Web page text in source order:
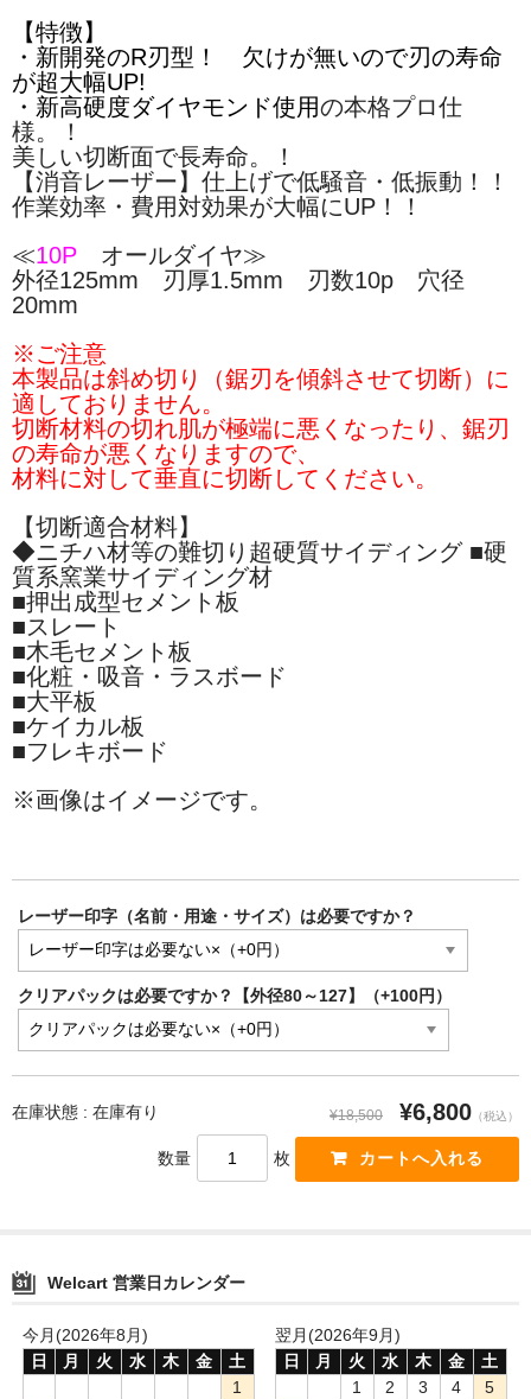
【特徴】
・新開発のR刃型！ 欠けが無いので刃の寿命
が超大幅UP!
・新高硬度ダイヤモンド使用の本格プロ仕
様。！
美しい切断面で長寿命。！
【消音レーザー】仕上げで低騒音・低振動！！
作業効率・費用対効果が大幅にUP！！
≪10P オールダイヤ≫
外径125mm 刃厚1.5mm 刃数10p 穴径
20mm
※ご注意
本製品は斜め切り（鋸刃を傾斜させて切断）に
適しておりません。
切断材料の切れ肌が極端に悪くなったり、鋸刃
の寿命が悪くなりますので、
材料に対して垂直に切断してください。
【切断適合材料】
◆ニチハ材等の難切り超硬質サイディング ■硬
質系窯業サイディング材
■押出成型セメント板
■スレート
■木毛セメント板
■化粧・吸音・ラスボード
■大平板
■ケイカル板
■フレキボード
※画像はイメージです。
レーザー印字（名前・用途・サイズ）は必要ですか？
クリアパックは必要ですか？【外径80～127】（+100円）
在庫状態 : 在庫有り ¥18,500 ¥6,800 （税込）
数量 枚
Welcart 営業日カレンダー
今月(2026年8月)
日
月 火 水 木 金
土
1
翌月(2026年9月)
日
月 火 水 木 金
土
1
2 3 4
5